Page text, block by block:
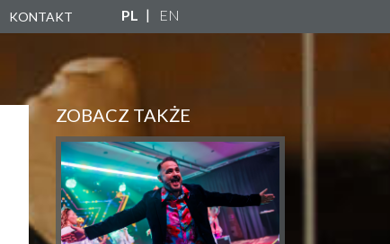
KONTAKT PL EN
ZOBACZ TAKŻE